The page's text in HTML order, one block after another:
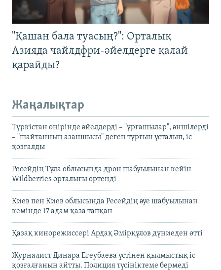
"Қашан бала туасың?": Орталық
Азияда чайлдфри-әйелдерге қалай
қарайды?
Жаңалықтар
Түркістан өңірінде әйелдерді – "ұрғашылар", әншілерді
– "шайтанның азаншысы" деген тұрғын ұсталып, іс
қозғалды
Ресейдің Тула облысында дрон шабуылынан кейін
Wildberries орталығы өртенді
Киев пен Киев облысында Ресейдің әуе шабуылынан
кемінде 17 адам қаза тапқан
Қазақ кинорежиссері Ардақ Әмірқұлов дүниеден өтті
Журналист Динара Егеубаева үстінен қылмыстық іс
қозғалғанын айтты. Полиция түсініктеме бермеді